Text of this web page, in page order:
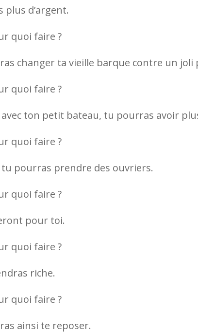
plus d’argent.
quoi faire ?
changer ta vieille barque contre un joli
quoi faire ?
avec ton petit bateau, tu pourras avoir
quoi faire ?
tu pourras prendre des ouvriers.
quoi faire ?
pour toi.
quoi faire ?
riche.
quoi faire ?
ainsi te reposer.